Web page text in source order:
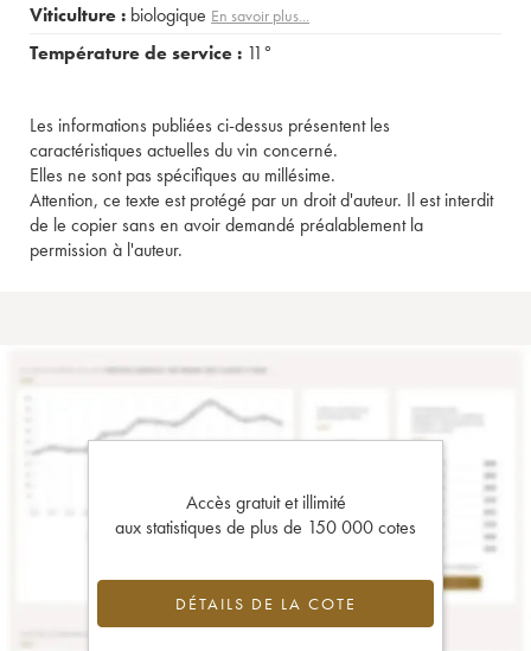
Viticulture : biologique En savoir plus...
Température de service : 11°
Les informations publiées ci-dessus présentent les
caractéristiques actuelles du vin concerné.
Elles ne sont pas spécifiques au millésime.
Attention, ce texte est protégé par un droit d'auteur. Il est interdit
de le copier sans en avoir demandé préalablement la
permission à l'auteur.
Accès gratuit et illimité
aux statistiques de plus de 150 000 cotes
DÉTAILS DE LA COTE